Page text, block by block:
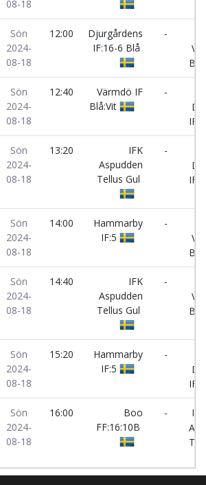
08-18
Sön
2024-
08-18
12:00
Djurgårdens
IF:16-6 Blå
-
Sön
2024-
08-18
12:40
Värmdö IF
Blå:Vit
-
Sön
2024-
08-18
13:20
IFK
Aspudden
Tellus Gul
-
Sön
2024-
08-18
14:00
Hammarby
IF:5
-
Sön
2024-
08-18
14:40
IFK
Aspudden
Tellus Gul
-
Sön
2024-
08-18
15:20
Hammarby
IF:5
-
Sön
2024-
08-18
16:00
Boo
FF:16:10B
-
IFK